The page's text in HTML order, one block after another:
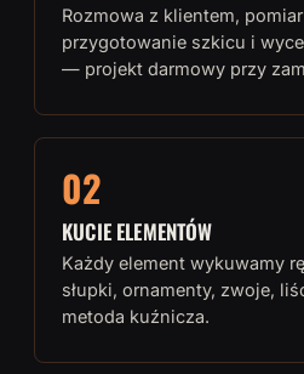
Rozmowa z klientem,
przygotowanie szkicu i
— projekt darmowy przy
02
KUCIE ELEMENTÓW
Każdy element wykuwamy
słupki, ornamenty, zwoje,
metoda kuźnicza.